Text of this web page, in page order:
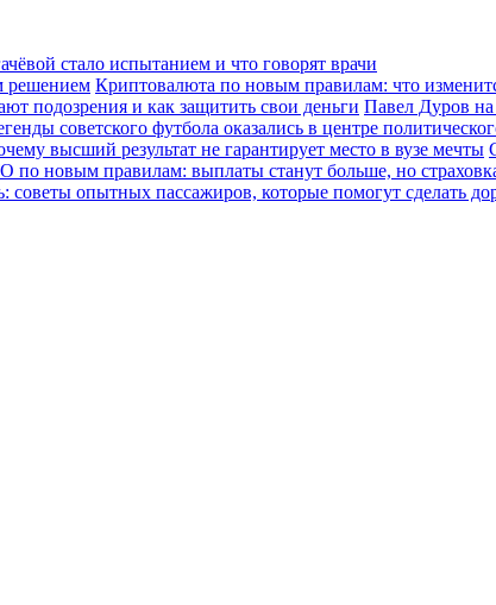
стало испытанием и что говорят врачи
решением Криптовалюта по новым правилам: что
подозрения и как защитить свои деньги Павел Дуров на
советского футбола оказались в центре
высший результат не гарантирует место в вузе мечты
новым правилам: выплаты станут больше, но
советы опытных пассажиров, которые помогут сделать